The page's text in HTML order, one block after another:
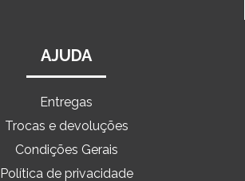
AJUDA
Entregas
Trocas e devoluções
Condições Gerais
Política de privacidade